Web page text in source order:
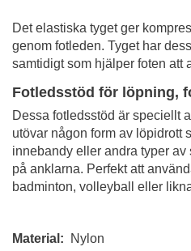
Det elastiska tyget ger
genom fotleden. Tyget har
samtidigt som hjälper foten att
Fotledsstöd för löpning,
Dessa fotledsstöd är speciellt
utövar någon form av löpidrott
innebandy eller andra typer
på anklarna. Perfekt att
badminton, volleyball eller
Material:
Nylon